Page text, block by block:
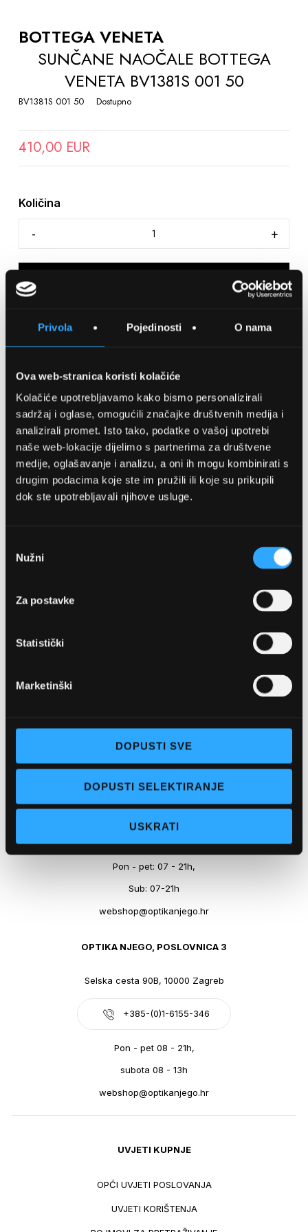
Privola Pojedinosti O nama
Ova web-stranica koristi kolačiće
Kolačiće upotrebljavamo kako bismo personalizirali
sadržaj i oglase, omogućili značajke društvenih medija i
analizirali promet. Isto tako, podatke o vašoj upotrebi
naše web-lokacije dijelimo s partnerima za društvene
medije, oglašavanje i analizu, a oni ih mogu kombinirati s
drugim podacima koje ste im pružili ili koje su prikupili
dok ste upotrebljavali njihove usluge.
pristanka
Nužni
Za postavke
Statistički
Marketinški
DOPUSTI SVE
DOPUSTI SELEKTIRANJE
USKRATI
THE
BEGINNING
GALLERY
BOTTEGA VENETA
SUNČANE NAOČALE BOTTEGA
VENETA BV1381S 001 50
BV1381S 001 50 Dostupno
410,00 EUR
Količina
SPREMITE NA LISTU ŽELJA
Detalji
Podijeli s prijateljima
webshop@optikanjego.hr
OPTIKA NJEGO, POSLOVNICA 2
+385-(0)21-612-709
Pon - pet: 07 - 21h,
Sub: 07-21h
webshop@optikanjego.hr
OPTIKA NJEGO, POSLOVNICA 3
Selska cesta 90B, 10000 Zagreb
+385-(0)1-6155-346
Pon - pet 08 - 21h,
subota 08 - 13h
webshop@optikanjego.hr
UVJETI KUPNJE
OPĆI UVJETI POSLOVANJA
UVJETI KORIŠTENJA